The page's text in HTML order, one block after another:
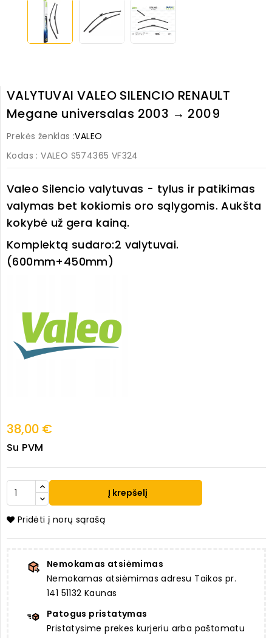
VALYTUVAI VALEO SILENCIO RENAULT
Megane universalas 2003 → 2009
Prekės ženklas :VALEO
Kodas : VALEO S574365 VF324
Valeo Silencio valytuvas - tylus ir patikimas
valymas bet kokiomis oro sąlygomis. Aukšta
kokybė už gera kainą.
Komplektą sudaro:2 valytuvai.
(600mm+450mm)
38,00 €
Su PVM
Į krepšelį
Pridėti į norų sąrašą
Nemokamas atsiėmimas
Nemokamas atsiėmimas adresu Taikos pr.
141 51132 Kaunas
Patogus pristatymas
Pristatysime prekes kurjeriu arba paštomatu